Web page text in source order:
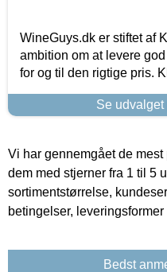
WineGuys.dk er stiftet af
ambition om at levere
for og til den rigtige pris.
Se
Vi har gennemgået de
dem med stjerner fra 1 til 5
sortimentstørrelse,
betingelser,
Bedst